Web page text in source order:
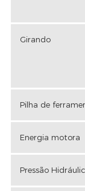
Girando
Pilha de
Energia motora
Pressão